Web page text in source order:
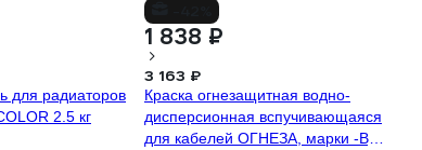
для радиаторов
2.5 кг
1 838 ₽
3 163 ₽
Краска огнезащитная водно-
дисперсионная вспучивающаяся
для кабелей ОГНЕЗА, марки -ВД-